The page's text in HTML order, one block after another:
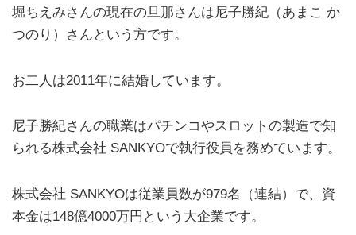
堀ちえみさんの現在の旦那さんは尼子勝紀（あまこ か
つのり）さんという方です。
お二人は2011年に結婚しています。
尼子勝紀さんの職業はパチンコやスロットの製造で知
られる株式会社 SANKYOで執行役員を務めています。
株式会社 SANKYOは従業員数が979名（連結）で、資
本金は148億4000万円という大企業です。